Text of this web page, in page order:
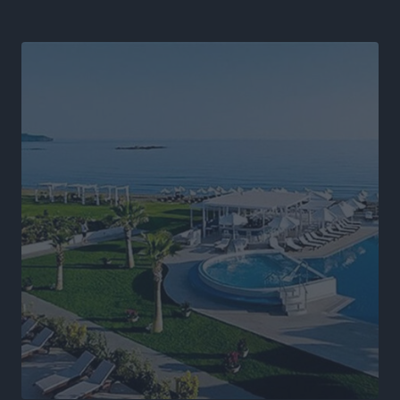
Τοπικές Ειδήσεις
Θετικό κλίμα και κοινό όραμα για την ανάδειξη της
ιστορίας της Ρόδου στο Αεροδρόμιο «Διαγόρας»
Τοπικές Ειδήσεις• πριν 16 ώρες
Αντώνης Καμπουράκης: «Ένα σπουδαίο έργο
πολιτισμού για τη Ρόδο, που σχεδιάσαμε και
εξασφαλίσαμε τη χρηματοδότησή του, γίνεται
πραγματικότητα»
Τοπικές Ειδήσεις πριν 16 ώρες